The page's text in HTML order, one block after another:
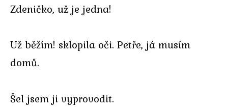
Zdeničko, už je jedna!
Už běžím! sklopila oči. Petře, já musím
domů.
Šel jsem ji vyprovodit.